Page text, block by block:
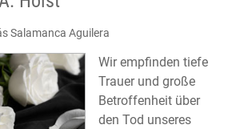
Salamanca Aguilera
Wir empfinden tiefe
Trauer und große
Betroffenheit über
den Tod unseres